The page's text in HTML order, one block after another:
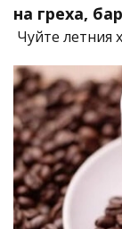
на греха,
Чуйте летния